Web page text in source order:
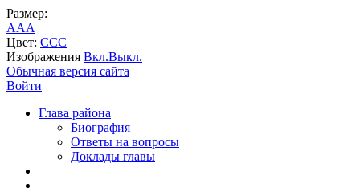
Размер:
AAA
Цвет: CCC
Изображения Вкл.Выкл.
Обычная версия сайта
Войти
Глава района
Биография
Ответы на вопросы
Доклады главы